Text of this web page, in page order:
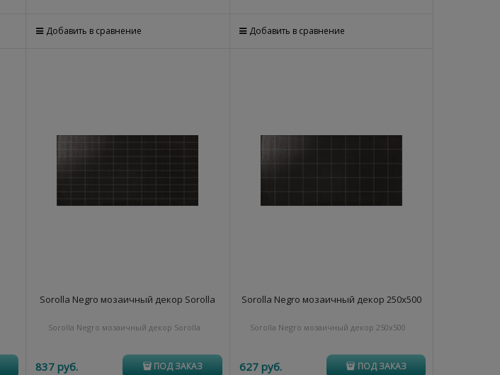
Добавить в сравнение Добавить в сравнение
Sorolla Negro мозаичный декор Sorolla
Sorolla Negro мозаичный декор Sorolla
837 руб. ПОД ЗАКАЗ
Sorolla Negro мозаичный декор 250х500
Sorolla Negro мозаичный декор 250х500
627 руб. ПОД ЗАКАЗ